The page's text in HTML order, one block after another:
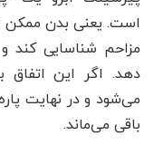
است. یعنی بدن ممکن
مزاحم شناسایی
دهد. اگر این اتفاق
می‌شود و در نهایت
باقی می‌ماند.